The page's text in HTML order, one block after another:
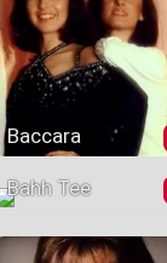
Baccara
Bahh Tee